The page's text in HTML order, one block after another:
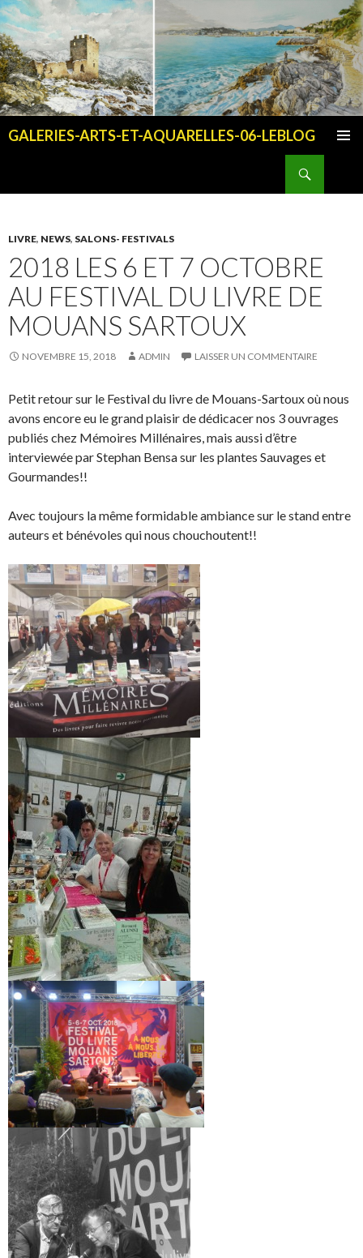
GALERIES-ARTS-ET-AQUARELLES-06-LEBLOG
LIVRE, NEWS, SALONS- FESTIVALS
2018 LES 6 ET 7 OCTOBRE
AU FESTIVAL DU LIVRE DE
MOUANS SARTOUX
NOVEMBRE 15, 2018 ADMIN LAISSER UN COMMENTAIRE
Petit retour sur le Festival du livre de Mouans-Sartoux où nous
avons encore eu le grand plaisir de dédicacer nos 3 ouvrages
publiés chez Mémoires Millénaires, mais aussi d’être
interviewée par Stephan Bensa sur les plantes Sauvages et
Gourmandes!!
Avec toujours la même formidable ambiance sur le stand entre
auteurs et bénévoles qui nous chouchoutent!!